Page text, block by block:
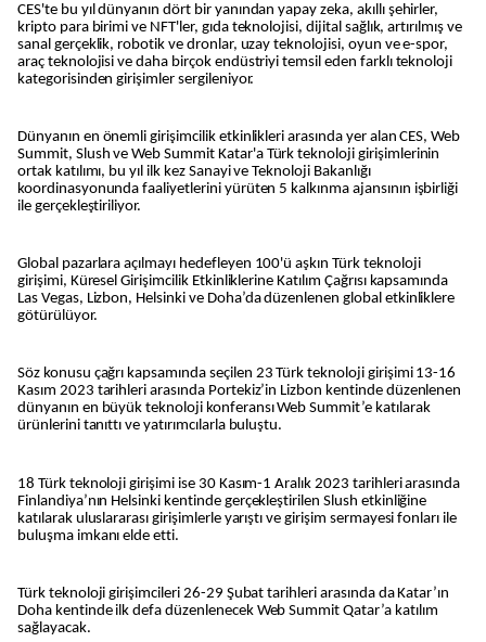
CES'te bu yıl dünyanın dört bir yanından yapay zeka, akıllı şehirler,
kripto para birimi ve NFT'ler, gıda teknolojisi, dijital sağlık, artırılmış ve
sanal gerçeklik, robotik ve dronlar, uzay teknolojisi, oyun ve e-spor,
araç teknolojisi ve daha birçok endüstriyi temsil eden farklı teknoloji
kategorisinden girişimler sergileniyor.
Dünyanın en önemli girişimcilik etkinlikleri arasında yer alan CES, Web
Summit, Slush ve Web Summit Katar'a Türk teknoloji girişimlerinin
ortak katılımı, bu yıl ilk kez Sanayi ve Teknoloji Bakanlığı
koordinasyonunda faaliyetlerini yürüten 5 kalkınma ajansının işbirliği
ile gerçekleştiriliyor.
Global pazarlara açılmayı hedefleyen 100'ü aşkın Türk teknoloji
girişimi, Küresel Girişimcilik Etkinliklerine Katılım Çağrısı kapsamında
Las Vegas, Lizbon, Helsinki ve Doha’da düzenlenen global etkinliklere
götürülüyor.
Söz konusu çağrı kapsamında seçilen 23 Türk teknoloji girişimi 13-16
Kasım 2023 tarihleri arasında Portekiz’in Lizbon kentinde düzenlenen
dünyanın en büyük teknoloji konferansı Web Summit’e katılarak
ürünlerini tanıttı ve yatırımcılarla buluştu.
18 Türk teknoloji girişimi ise 30 Kasım-1 Aralık 2023 tarihleri arasında
Finlandiya’nın Helsinki kentinde gerçekleştirilen Slush etkinliğine
katılarak uluslararası girişimlerle yarıştı ve girişim sermayesi fonları ile
buluşma imkanı elde etti.
Türk teknoloji girişimcileri 26-29 Şubat tarihleri arasında da Katar’ın
Doha kentinde ilk defa düzenlenecek Web Summit Qatar’a katılım
sağlayacak.